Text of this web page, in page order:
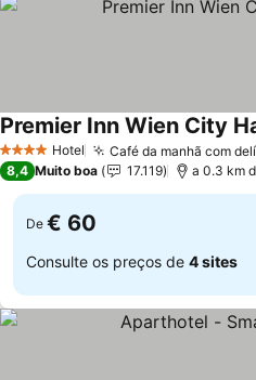
4 EstrelasHotel Café da manhã com
Premier Inn Wien City
8,4 Muito boa 17.119 a 0.3 km
De € 60
Consulte os preços de 4 sites